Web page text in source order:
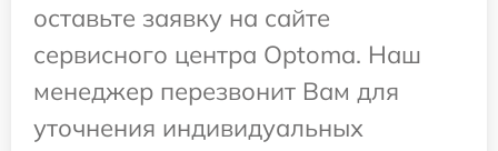
оставьте заявку на сайте
сервисного центра Optoma. Наш
менеджер перезвонит Вам для
уточнения индивидуальных